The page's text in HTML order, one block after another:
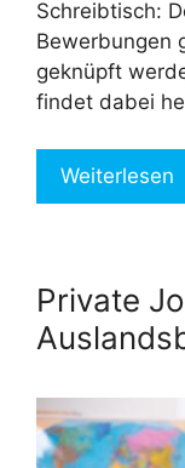
Schreibtisch:
Bewerbungen
geknüpft
findet dabei
Weiterlesen
Private